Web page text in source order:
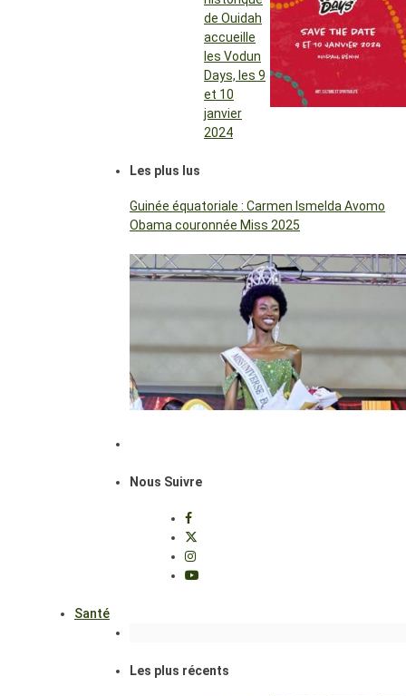
de Ouidah
accueille
les Vodun
Days, les 9
et 10
janvier
2024
Les plus lus
Guinée équatoriale : Carmen Ismelda Avomo
Obama couronnée Miss 2025
Nous Suivre
Santé
Les plus récents